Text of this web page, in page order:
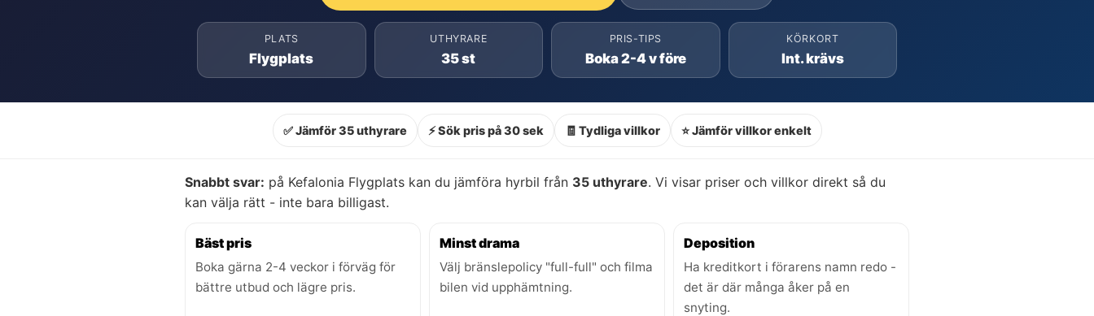
PLATS
Flygplats
UTHYRARE
35 st
PRIS-TIPS
Boka 2-4 v före
KÖRKORT
Int. krävs
✅ Jämför 35 uthyrare ⚡ Sök pris på 30 sek 🧾 Tydliga villkor ⭐ Jämför villkor enkelt
Snabbt svar: på Kefalonia Flygplats kan du jämföra hyrbil från 35 uthyrare. Vi visar priser och villkor direkt så du
kan välja rätt - inte bara billigast.
Bäst pris
Boka gärna 2-4 veckor i förväg för
bättre utbud och lägre pris.
Minst drama
Välj bränslepolicy "full-full" och filma
bilen vid upphämtning.
Deposition
Ha kreditkort i förarens namn redo -
det är där många åker på en
snyting.